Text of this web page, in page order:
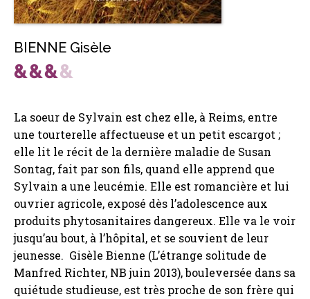
BIENNE Gisèle
La soeur de Sylvain est chez elle, à Reims, entre
une tourterelle affectueuse et un petit escargot ;
elle lit le récit de la dernière maladie de Susan
Sontag, fait par son fils, quand elle apprend que
Sylvain a une leucémie. Elle est romancière et lui
ouvrier agricole, exposé dès l’adolescence aux
produits phytosanitaires dangereux. Elle va le voir
jusqu’au bout, à l’hôpital, et se souvient de leur
jeunesse. Gisèle Bienne (L’étrange solitude de
Manfred Richter, NB juin 2013), bouleversée dans sa
quiétude studieuse, est très proche de son frère qui